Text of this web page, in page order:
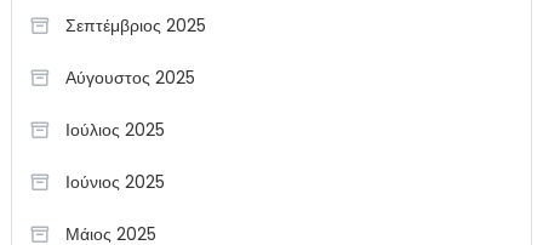
Σεπτέμβριος 2025
Αύγουστος 2025
Ιούλιος 2025
Ιούνιος 2025
Μάιος 2025